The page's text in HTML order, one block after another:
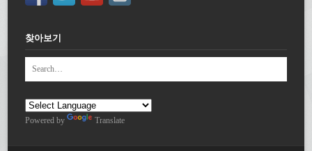
찾아보기
Powered by Translate